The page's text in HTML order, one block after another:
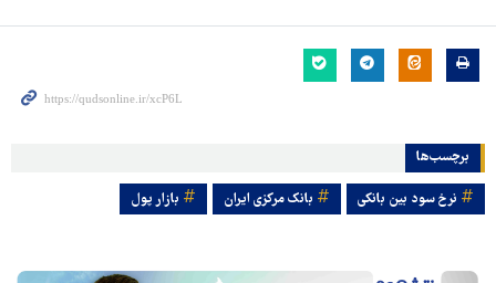
برچسب‌ها
نرخ سود بین بانکی بانک مرکزی ایران بازار پول